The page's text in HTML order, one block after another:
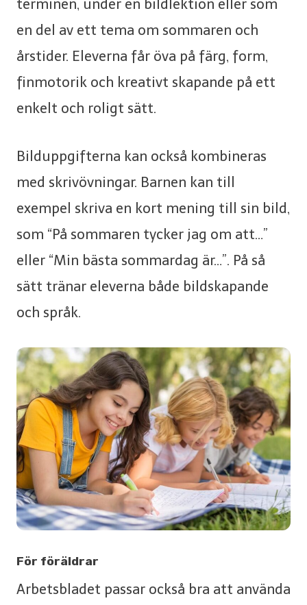
terminen, under en bildlektion eller som
en del av ett tema om sommaren och
årstider. Eleverna får öva på färg, form,
finmotorik och kreativt skapande på ett
enkelt och roligt sätt.
Bilduppgifterna kan också kombineras
med skrivövningar. Barnen kan till
exempel skriva en kort mening till sin bild,
som “På sommaren tycker jag om att…”
eller “Min bästa sommardag är…”. På så
sätt tränar eleverna både bildskapande
och språk.
För föräldrar
Arbetsbladet passar också bra att använda